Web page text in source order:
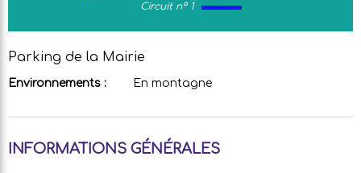
Circuit n° 1
Parking de la Mairie
Environnements : En montagne
INFORMATIONS GÉNÉRALES